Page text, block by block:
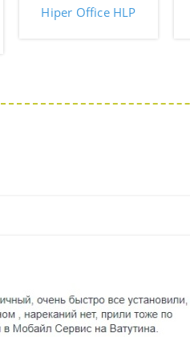
Hiper Office HLP